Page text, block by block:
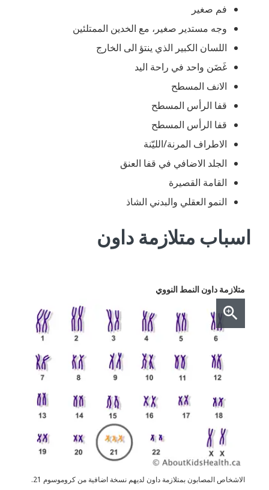
فم صغير
وجه مستدير صغير، مع الخدين الممتلئين
اللسان الكبير الذي ينتؤ الى الخارج
غَضَن واحد في راحة اليد
الانف المسطح
قفا الرأس المسطح
قفا الرأس المسطح
الاطراف المرنة/الليّنة
الجلد الاضافي في قفا العنق
القامة القصيرة
النمو العقلي والبدني الشاذ
اسباب متلازمة داون
متلازمة داون النمط النووي
الاشخاص المصابون بمتلازمة داون لديهم نسخة اضافية من كروموسوم 21.